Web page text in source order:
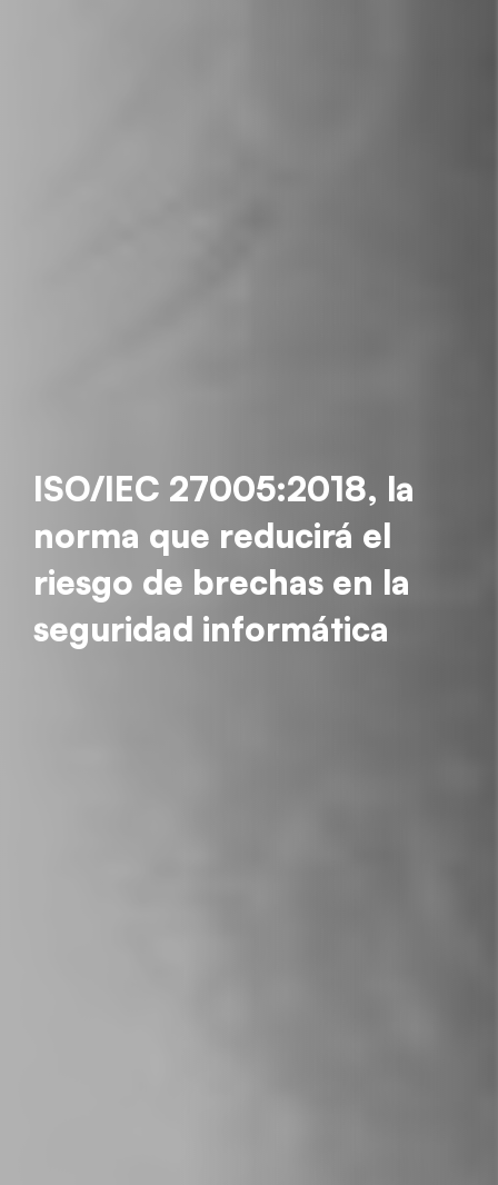
ISO/IEC 27005:2018, la
norma que reducirá el
riesgo de brechas en la
seguridad informática